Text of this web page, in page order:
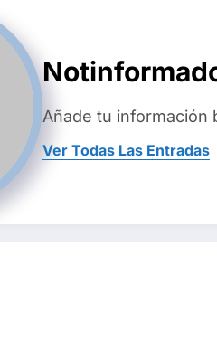
Añade tu información
Ver Todas Las Entradas